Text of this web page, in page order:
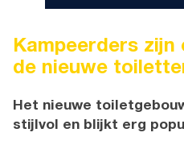
Kampeerders
de nieuwe
Het nieuwe
stijlvol en blijkt erg